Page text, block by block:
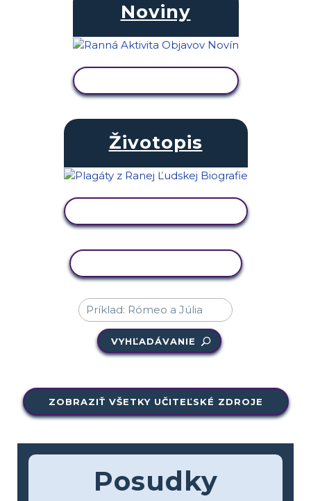
Noviny
Životopis
VYHĽADÁVANIE
ZOBRAZIŤ VŠETKY UČITEĽSKÉ ZDROJE
Posudky